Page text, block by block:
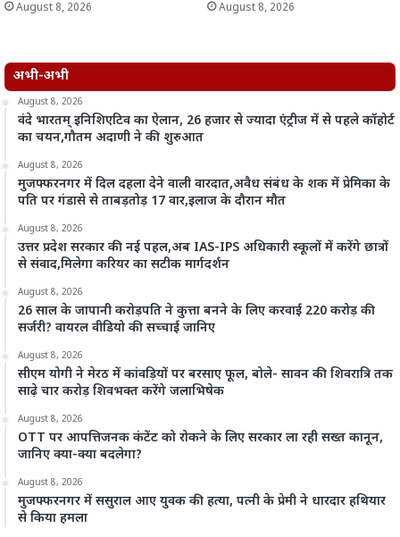
August 8, 2026 August 8, 2026
अभी-अभी
August 8, 2026
वंदे भारतम् इनिशिएटिव का ऐलान, 26 हजार से ज्यादा एंट्रीज में से पहले कॉहोर्ट
का चयन,गौतम अदाणी ने की शुरुआत
August 8, 2026
मुजफ्फरनगर में दिल दहला देने वाली वारदात,अवैध संबंध के शक में प्रेमिका के
पति पर गंडासे से ताबड़तोड़ 17 वार,इलाज के दौरान मौत
August 8, 2026
उत्तर प्रदेश सरकार की नई पहल,अब IAS-IPS अधिकारी स्कूलों में करेंगे छात्रों
से संवाद,मिलेगा करियर का सटीक मार्गदर्शन
August 8, 2026
26 साल के जापानी करोड़पति ने कुत्ता बनने के लिए करवाई 220 करोड़ की
सर्जरी? वायरल वीडियो की सच्चाई जानिए
August 8, 2026
सीएम योगी ने मेरठ में कांवड़ियों पर बरसाए फूल, बोले- सावन की शिवरात्रि तक
साढ़े चार करोड़ शिवभक्त करेंगे जलाभिषेक
August 8, 2026
OTT पर आपत्तिजनक कंटेंट को रोकने के लिए सरकार ला रही सख्त कानून,
जानिए क्या-क्या बदलेगा?
August 8, 2026
मुजफ्फरनगर में ससुराल आए युवक की हत्या, पत्नी के प्रेमी ने धारदार हथियार
से किया हमला